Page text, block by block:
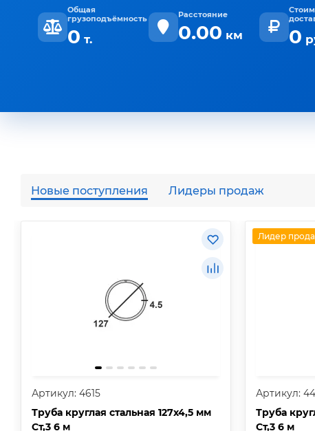
Общая
грузоподъёмность
0 т.
Расстояние
0.00 км 0
Новые поступления Лидеры продаж
Артикул: 4615
Труба круглая стальная 127х4,5 мм
Ст,3 6 м
Лидер
Артикул:
Труба
Ст,3 6 м